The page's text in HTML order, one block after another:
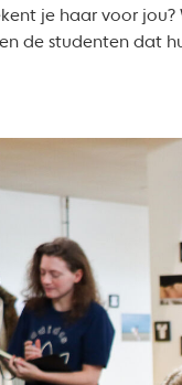
je haar voor
de studenten dat